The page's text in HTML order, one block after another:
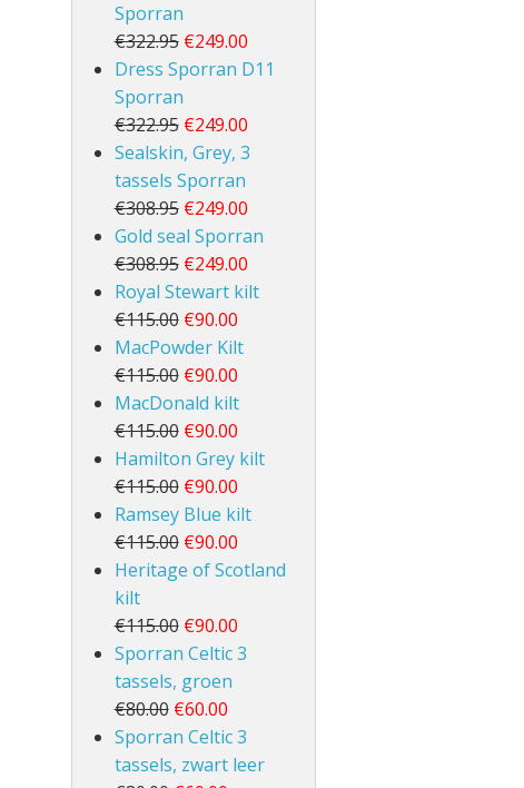
Sporran
€322.95 €249.00
Dress Sporran D11
Sporran
€322.95 €249.00
Sealskin, Grey, 3
tassels Sporran
€308.95 €249.00
Gold seal Sporran
€308.95 €249.00
Royal Stewart kilt
€115.00 €90.00
MacPowder Kilt
€115.00 €90.00
MacDonald kilt
€115.00 €90.00
Hamilton Grey kilt
€115.00 €90.00
Ramsey Blue kilt
€115.00 €90.00
Heritage of Scotland
kilt
€115.00 €90.00
Sporran Celtic 3
tassels, groen
€80.00 €60.00
Sporran Celtic 3
tassels, zwart leer